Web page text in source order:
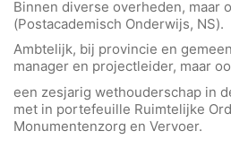
Binnen diverse overheden, maar
(Postacademisch Onderwijs, NS).
Ambtelijk, bij provincie en
manager en projectleider, maar
een zesjarig wethouderschap in
met in portefeuille Ruimtelijke
Monumentenzorg en Vervoer.